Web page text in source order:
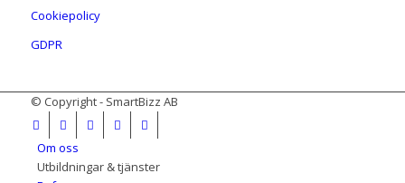
Cookiepolicy
GDPR
© Copyright - SmartBizz AB
Om oss
Utbildningar & tjänster